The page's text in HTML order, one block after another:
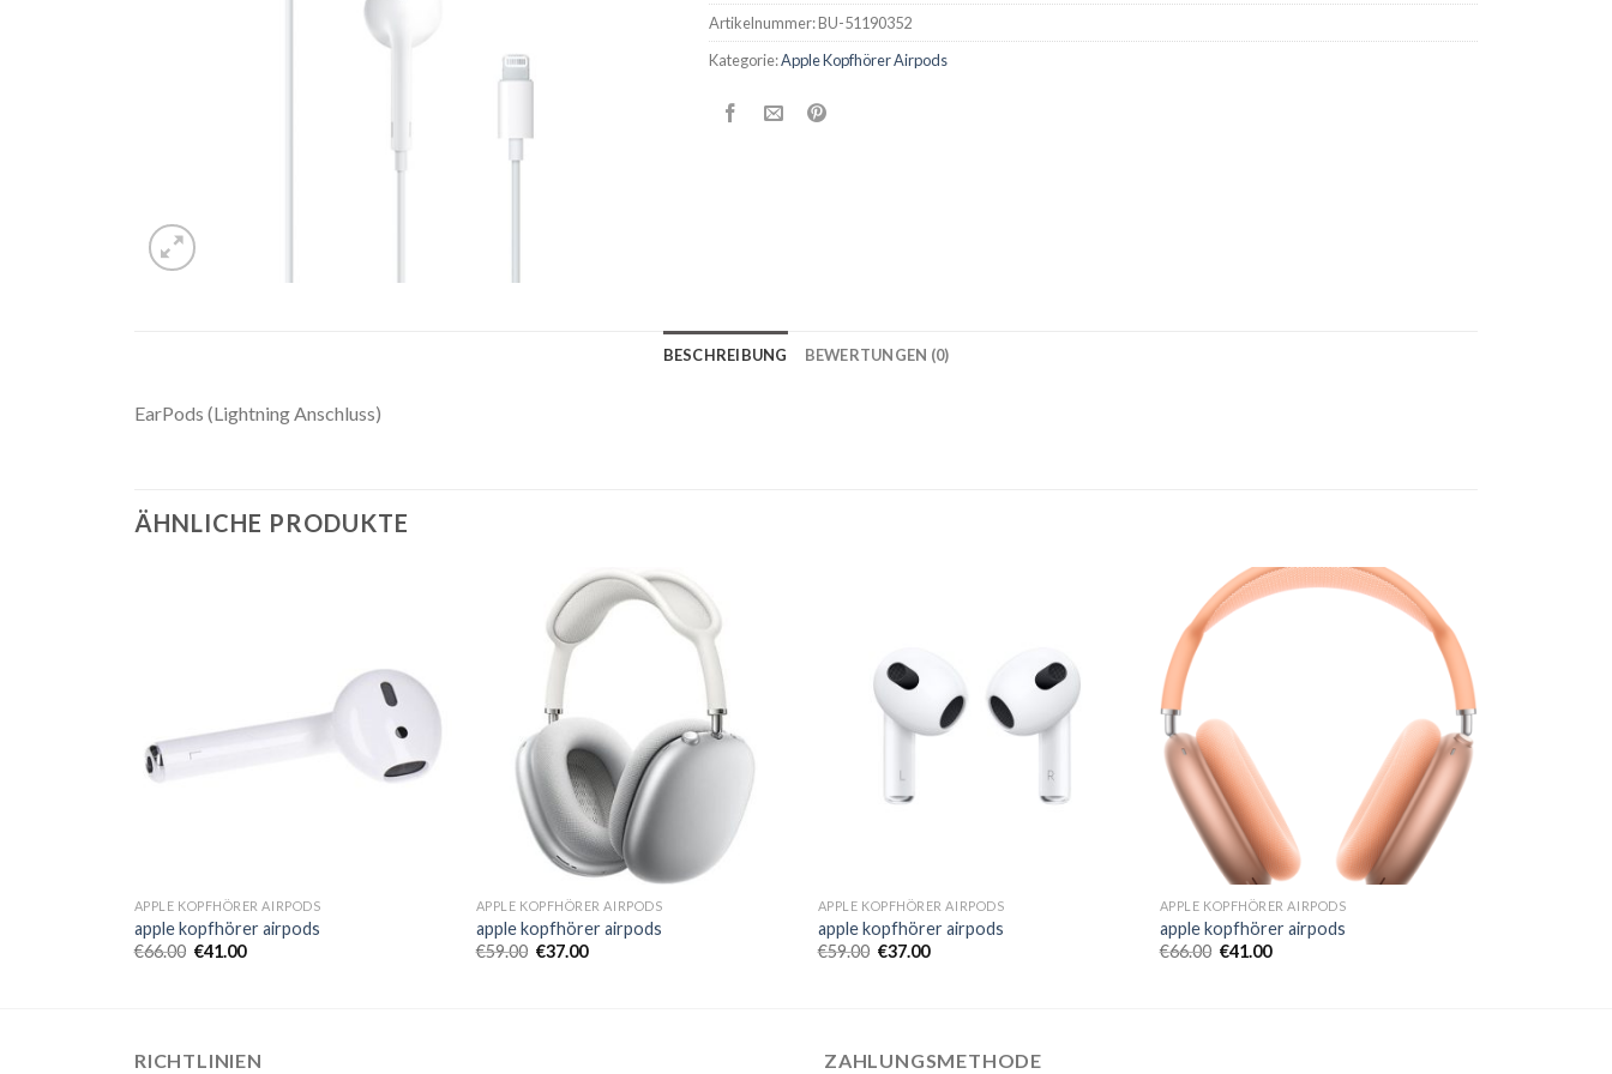
Artikelnummer:BU-51190352
Kategorie:Apple Kopfhörer Airpods
BESCHREIBUNG BEWERTUNGEN (0)
EarPods (Lightning Anschluss)
ÄHNLICHE PRODUKTE
APPLE KOPFHÖRER AIRPODS
apple kopfhörer airpods
€66.00 €41.00
APPLE KOPFHÖRER AIRPODS
apple kopfhörer airpods
€59.00 €37.00
APPLE KOPFHÖRER AIRPODS
apple kopfhörer airpods
€59.00 €37.00
APPLE KOPFHÖRER AIRPODS
apple kopfhörer airpods
€66.00 €41.00
RICHTLINIEN ZAHLUNGSMETHODE